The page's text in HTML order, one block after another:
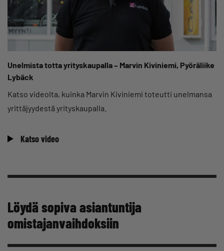
Unelmista totta yrityskaupalla – Marvin Kiviniemi, Pyöräliike
Lybäck
Katso videolta, kuinka Marvin Kiviniemi toteutti unelmansa
yrittäjyydestä yrityskaupalla.
Katso video
Löydä sopiva asiantuntija
omistajanvaihdoksiin